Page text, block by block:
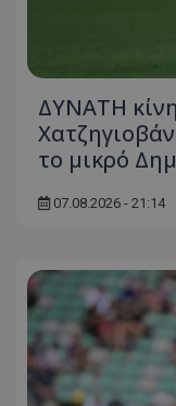
ΔΥΝΑΤΗ
το μικρό
07.08.2026 - 21:14